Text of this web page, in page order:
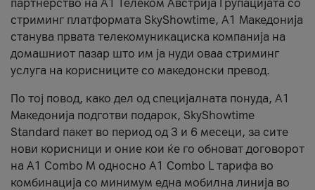
партнерство на А1 Телеком Австрија Групацијата со
стриминг платформата SkyShowtime, А1 Македонија
станува првата телекомуникациска компанија на
домашниот пазар што им ја нуди оваа стриминг
услуга на корисниците со македонски превод.
По тој повод, како дел од специјалната понуда, А1
Македонија подготви подарок, SkyShowtime
Standard пакет во период од 3 и 6 месеци, за сите
нови корисници и оние кои ќе го обноват договорот
на А1 Combo M односно А1 Combo L тарифа во
комбинација со минимум една мобилна линија во